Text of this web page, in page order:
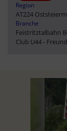
Region
AT224
Branche
Feistritztalbahn
Club U44 -